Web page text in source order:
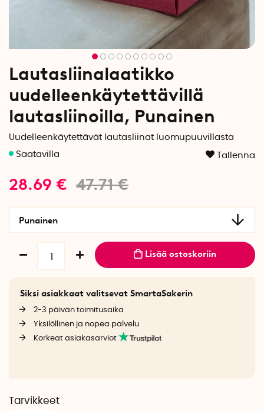
Lautasliinalaatikko
uudelleenkäytettävillä
lautasliinoilla, Punainen
Uudelleenkäytettävät lautasliinat luomupuuvillasta
Tallenna
47.71€
28.69 €
Punainen
Lisää ostoskoriin
Siksi asiakkaat valitsevat SmartaSakerin
2-3 päivän toimitusaika
Yksilöllinen ja nopea palvelu
Korkeat asiakasarviot
Tarvikkeet